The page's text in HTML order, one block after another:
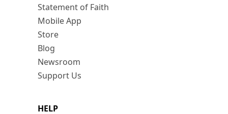
Statement of Faith
Mobile App
Store
Blog
Newsroom
Support Us
HELP